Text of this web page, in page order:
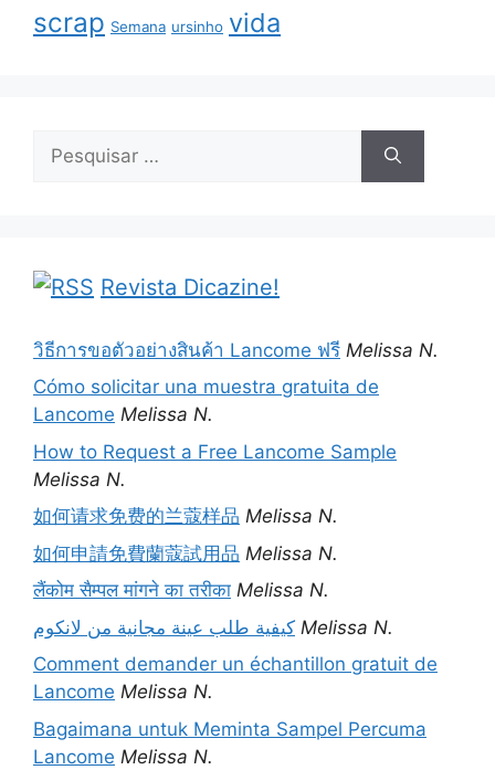
scrap Semana ursinho vida
por:
Revista Dicazine!
วิธีการขอตัวอย่างสินค้า Lancome ฟรี Melissa N.
Cómo solicitar una muestra gratuita de
Lancome Melissa N.
How to Request a Free Lancome Sample
Melissa N.
如何请求免费的兰蔻样品 Melissa N.
如何申請免費蘭蔻試用品 Melissa N.
लैंकोम सैम्पल मांगने का तरीका Melissa N.
كيفية طلب عينة مجانية من لانكوم Melissa N.
Comment demander un échantillon gratuit de
Lancome Melissa N.
Bagaimana untuk Meminta Sampel Percuma
Lancome Melissa N.